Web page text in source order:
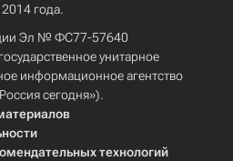
года.
Эл № ФС77-57640
унитарное
информационное агентство
сегодня»).
технологий